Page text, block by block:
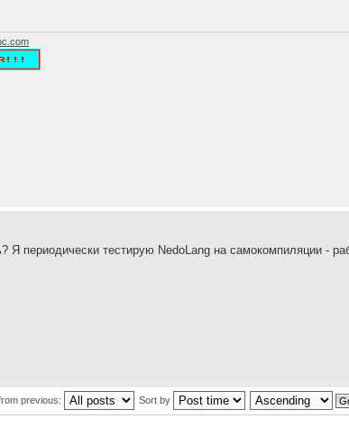
Я периодически тестирую NedoLang на самокомпиляции -
previous: Sort by